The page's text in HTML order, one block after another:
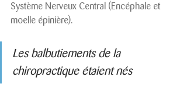
Système Nerveux Central (Encéphale et
moelle épinière).
Les balbutiements de la
chiropractique étaient nés